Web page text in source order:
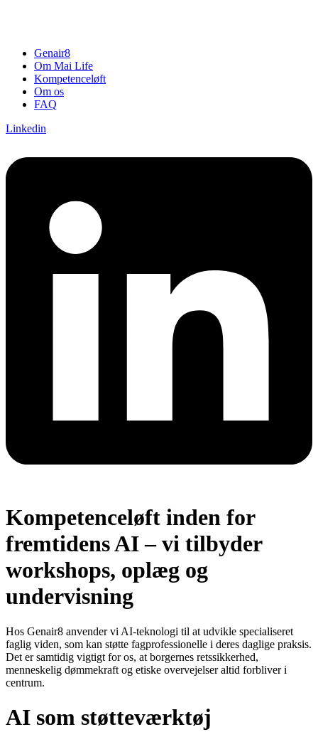
Genair8
Om Mai Life
Kompetenceløft
Om os
FAQ
Linkedin
Kompetenceløft inden for
fremtidens AI – vi tilbyder
workshops, oplæg og
undervisning
Hos Genair8 anvender vi AI-teknologi til at udvikle specialiseret
faglig viden, som kan støtte fagprofessionelle i deres daglige praksis.
Det er samtidig vigtigt for os, at borgernes retssikkerhed,
menneskelig dømmekraft og etiske overvejelser altid forbliver i
centrum.
AI som støtteværktøj